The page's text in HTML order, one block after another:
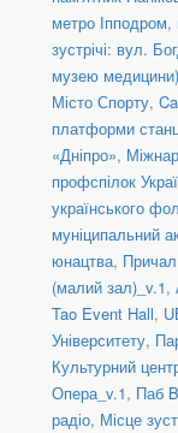
метро Іпподром,
зустрічі: вул.
музею
Місто Спорту,
платформи
«Дніпро»,
профспілок
українського
муніципальний
юнацтва,
(малий зал)_v.1,
Tao Event Hall,
Університету,
Культурний
Опера_v.1, Паб
радіо, Місце